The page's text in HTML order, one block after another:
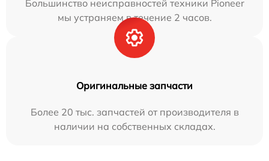
Большинство неисправностей техники Pioneer
мы устраняем в течение 2 часов.
Оригинальные запчасти
Более 20 тыс. запчастей от производителя в
наличии на собственных складах.